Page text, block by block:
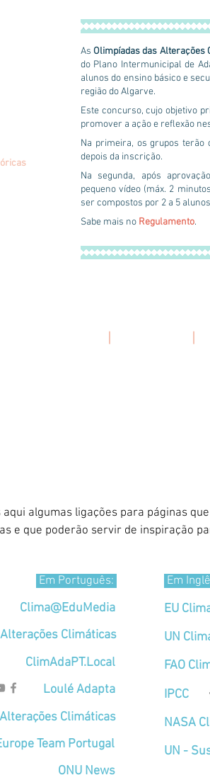
As Olimpíadas das Alterações
do Plano Intermunicipal de
alunos do ensino básico e
região do Algarve.
Este concurso, cujo objetivo
promover a ação e reflexão
Na primeira, os grupos terão
depois da inscrição.
Na segunda, após
pequeno vídeo (máx. 2
ser compostos por 2 a 5
Sabe mais no Regulamento.
| |
aqui algumas ligações para páginas
e que poderão servir de inspiração
Em Português:
Clima@EduMedia
Climáticas
ClimAdaPT.Local
Loulé Adapta
Climáticas
Team Portugal
ONU News
Em
EU
UN
FAO
IPCC
NASA
UN -